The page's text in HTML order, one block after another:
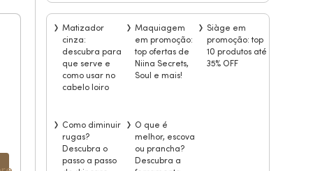
Matizador
cinza:
descubra para
que serve e
como usar no
cabelo loiro
Maquiagem
em promoção:
top ofertas de
Niina Secrets,
Soul e mais!
Siàge em
promoção: top
10 produtos até
35% OFF
Como diminuir
rugas?
Descubra o
passo a passo
O que é
melhor, escova
ou prancha?
Descubra a